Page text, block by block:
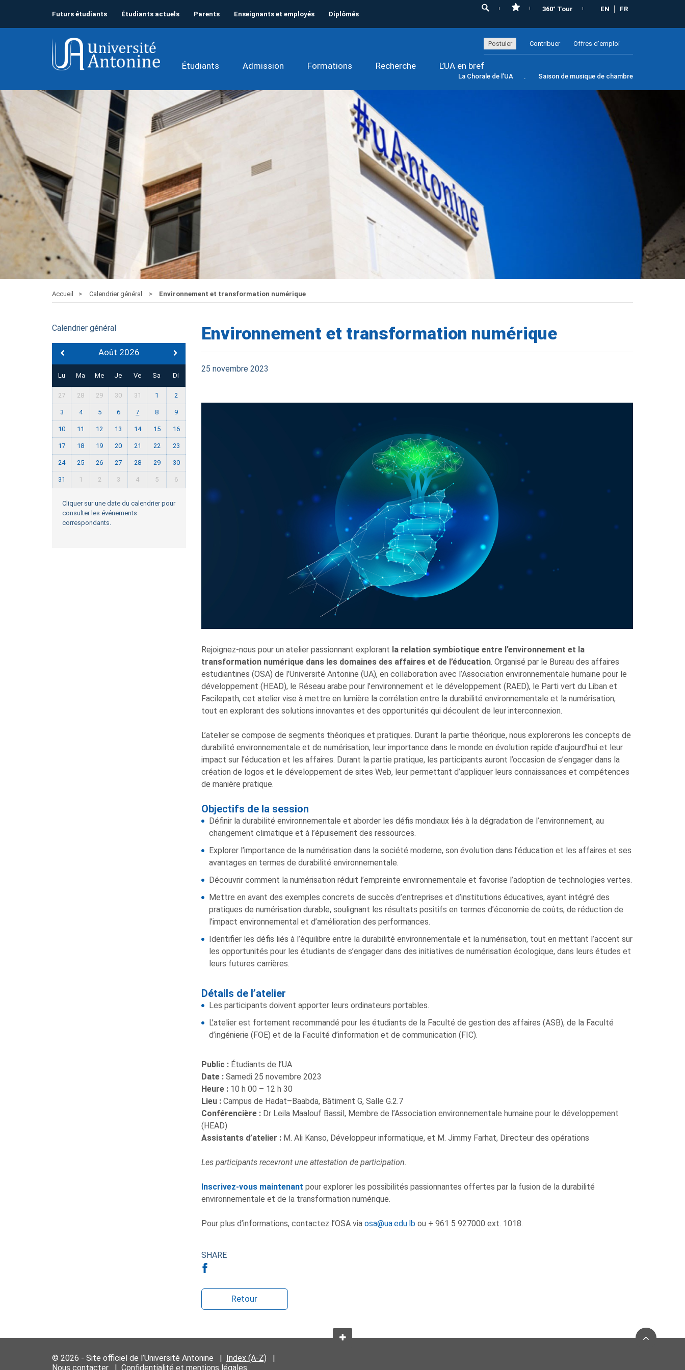
Futurs étudiants Étudiants actuels Parents Enseignants et employés Diplômés
360° Tour EN FR
Postuler Contribuer Offres d’emploi
Étudiants Admission Formations Recherche L’UA en bref
La Chorale de l’UA Saison de musique de chambre
Accueil Calendrier général Environnement et transformation numérique
Calendrier général
Août 2026
Lu Ma Me Je Ve Sa Di
27 28 29 30 31 1 2
3 4 5 6 7 8 9
10 11 12 13 14 15 16
17 18 19 20 21 22 23
24 25 26 27 28 29 30
31 1 2 3 4 5 6
Cliquer sur une date du calendrier pour
consulter les événements
correspondants.
Environnement et transformation numérique
25 novembre 2023
Rejoignez-nous pour un atelier passionnant explorant la relation symbiotique entre l’environnement et la
transformation numérique dans les domaines des affaires et de l’éducation. Organisé par le Bureau des affaires
estudiantines (OSA) de l’Université Antonine (UA), en collaboration avec l’Association environnementale humaine pour le
développement (HEAD), le Réseau arabe pour l’environnement et le développement (RAED), le Parti vert du Liban et
Facilepath, cet atelier vise à mettre en lumière la corrélation entre la durabilité environnementale et la numérisation,
tout en explorant des solutions innovantes et des opportunités qui découlent de leur interconnexion.
L’atelier se compose de segments théoriques et pratiques. Durant la partie théorique, nous explorerons les concepts de
durabilité environnementale et de numérisation, leur importance dans le monde en évolution rapide d’aujourd’hui et leur
impact sur l’éducation et les affaires. Durant la partie pratique, les participants auront l’occasion de s’engager dans la
création de logos et le développement de sites Web, leur permettant d’appliquer leurs connaissances et compétences
de manière pratique.
Objectifs de la session
Définir la durabilité environnementale et aborder les défis mondiaux liés à la dégradation de l’environnement, au
changement climatique et à l’épuisement des ressources.
Explorer l’importance de la numérisation dans la société moderne, son évolution dans l’éducation et les affaires et ses
avantages en termes de durabilité environnementale.
Découvrir comment la numérisation réduit l’empreinte environnementale et favorise l’adoption de technologies vertes.
Mettre en avant des exemples concrets de succès d’entreprises et d’institutions éducatives, ayant intégré des
pratiques de numérisation durable, soulignant les résultats positifs en termes d’économie de coûts, de réduction de
l’impact environnemental et d’amélioration des performances.
Identifier les défis liés à l’équilibre entre la durabilité environnementale et la numérisation, tout en mettant l’accent sur
les opportunités pour les étudiants de s’engager dans des initiatives de numérisation écologique, dans leurs études et
leurs futures carrières.
Détails de l’atelier
Les participants doivent apporter leurs ordinateurs portables.
L’atelier est fortement recommandé pour les étudiants de la Faculté de gestion des affaires (ASB), de la Faculté
d’ingénierie (FOE) et de la Faculté d’information et de communication (FIC).
Public :Étudiants de l’UA
Date : Samedi 25 novembre 2023
Heure : 10 h 00 – 12 h 30
Lieu :Campus de Hadat–Baabda, Bâtiment G, Salle G.2.7
Conférencière : Dr Leila Maalouf Bassil, Membre de l’Association environnementale humaine pour le développement
(HEAD)
Assistants d’atelier :M. Ali Kanso, Développeur informatique, et M. Jimmy Farhat, Directeur des opérations
Les participants recevront une attestation de participation.
Inscrivez-vous maintenant pour explorer les possibilités passionnantes offertes par la fusion de la durabilité
environnementale et de la transformation numérique.
Pour plus d’informations, contactez l’OSA via osa@ua.edu.lbou + 961 5 927000 ext. 1018.
SHARE
Retour
© 2026 - Site officiel de l’Université Antonine | Index (A-Z) |
Nous contacter | Confidentialité et mentions légales